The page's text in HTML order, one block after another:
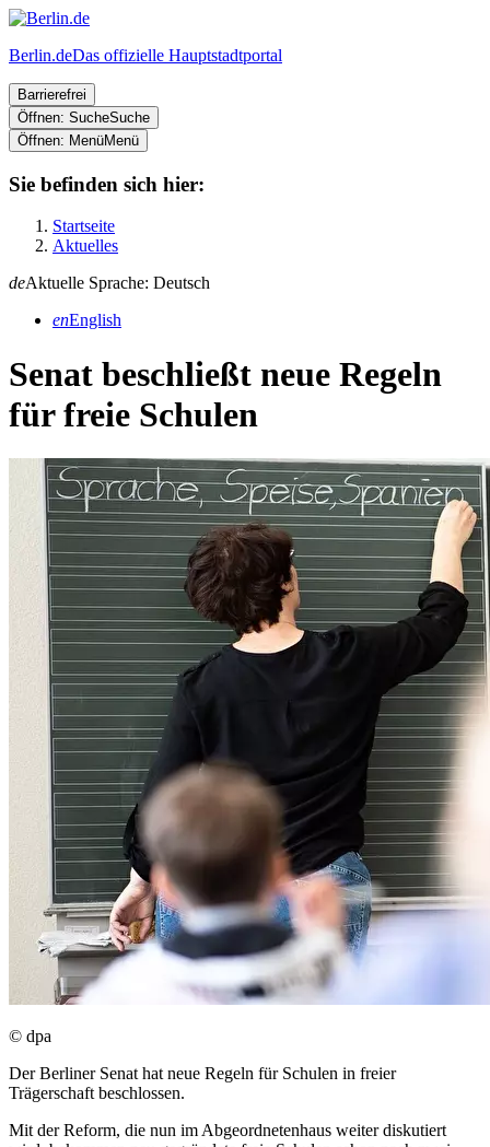
Berlin.deDas offizielle Hauptstadtportal
Barrierefrei
Öffnen: SucheSuche
Öffnen: MenüMenü
Sie befinden sich hier:
Startseite
Aktuelles
deAktuelle Sprache: Deutsch
enEnglish
Senat beschließt neue Regeln
für freie Schulen
© dpa
Der Berliner Senat hat neue Regeln für Schulen in freier
Trägerschaft beschlossen.
Mit der Reform, die nun im Abgeordnetenhaus weiter diskutiert